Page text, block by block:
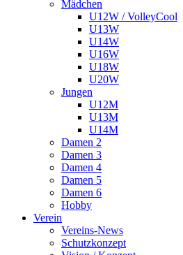
Mädchen
U12W / VolleyCool
U13W
U14W
U16W
U18W
U20W
Jungen
U12M
U13M
U14M
Damen 2
Damen 3
Damen 4
Damen 5
Damen 6
Hobby
Verein
Vereins-News
Schutzkonzept